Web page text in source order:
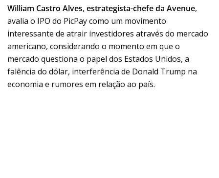
William Castro Alves, estrategista-chefe da Avenue,
avalia o IPO do PicPay como um movimento
interessante de atrair investidores através do mercado
americano, considerando o momento em que o
mercado questiona o papel dos Estados Unidos, a
falência do dólar, interferência de Donald Trump na
economia e rumores em relação ao país.